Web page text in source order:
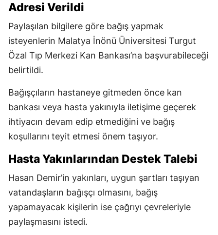
Adresi Verildi
Paylaşılan bilgilere göre bağış yapmak
isteyenlerin Malatya İnönü Üniversitesi Turgut
Özal Tıp Merkezi Kan Bankası’na başvurabileceği
belirtildi.
Bağışçıların hastaneye gitmeden önce kan
bankası veya hasta yakınıyla iletişime geçerek
ihtiyacın devam edip etmediğini ve bağış
koşullarını teyit etmesi önem taşıyor.
Hasta Yakınlarından Destek Talebi
Hasan Demir’in yakınları, uygun şartları taşıyan
vatandaşların bağışçı olmasını, bağış
yapamayacak kişilerin ise çağrıyı çevreleriyle
paylaşmasını istedi.